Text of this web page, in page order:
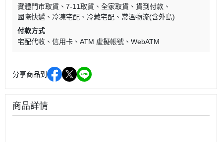
實體門市取貨
7-11取貨 全家取貨
貨到付款
國際快遞
冷凍宅配 冷藏宅配
常溫物流(含外島)
付款方式
宅配代收
信用卡 ATM 虛擬帳號 WebATM
分享商品到
商品詳情